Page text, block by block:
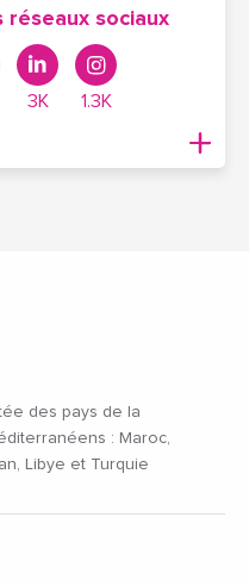
réseaux sociaux
3K 1.3K
des pays de la
: Maroc,
Libye et Turquie